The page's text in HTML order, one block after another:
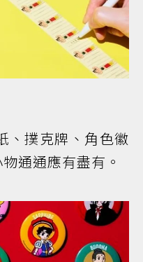
、撲克牌、角色徽
通通應有盡有。